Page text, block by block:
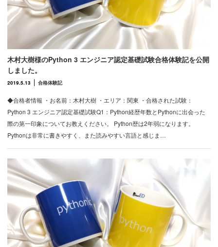
木村大樹様のPython 3 エンジニア認定基礎試験合格体験記を公開
しました。
2019.5.13 合格体験記
◆合格者情報 ・お名前：木村大樹 ・エリア：関東 ・合格された試験：
Python 3 エンジニア認定基礎試験Q1：Python経歴年数とPythonに出会った
際の第一印象についてお教えください。 Python歴は2年弱になります。
Pythonは非常に書きやすく、また読みやすい言語と感じま…